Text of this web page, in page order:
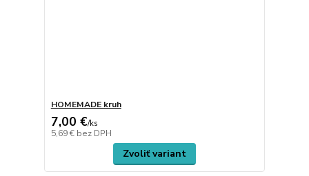
HOMEMADE kruh
7,00 €/ks
5,69 € bez DPH
Zvoliť variant